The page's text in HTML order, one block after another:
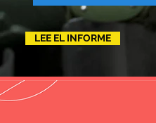
LEE EL INFORME